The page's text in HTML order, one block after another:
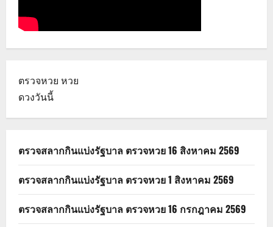
ตรวจหวย หวย
ดวงวันนี้
ตรวจสลากกินแบ่งรัฐบาล ตรวจหวย 16 สิงหาคม 2569
ตรวจสลากกินแบ่งรัฐบาล ตรวจหวย 1 สิงหาคม 2569
ตรวจสลากกินแบ่งรัฐบาล ตรวจหวย 16 กรกฎาคม 2569